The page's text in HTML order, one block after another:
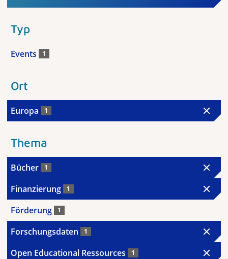
Typ
Events 1
Ort
Europa 1
Thema
Bücher 1
Finanzierung 1
Förderung 1
Forschungsdaten 1
Open Educational Ressources 1